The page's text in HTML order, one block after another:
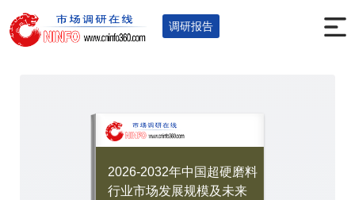
调研报告
您的位置：首页>调研报告 >冶金矿产
2026-2032年中国超硬磨料
行业市场发展规模及未来